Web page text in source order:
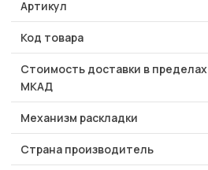
Артикул
Код товара
Стоимость доставки в пределах
МКАД
Механизм раскладки
Страна производитель